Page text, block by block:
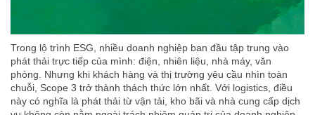
Trong lộ trình ESG, nhiều doanh nghiệp ban đầu tập trung vào
phát thải trực tiếp của mình: điện, nhiên liệu, nhà máy, văn
phòng. Nhưng khi khách hàng và thị trường yêu cầu nhìn toàn
chuỗi, Scope 3 trở thành thách thức lớn nhất. Với logistics, điều
này có nghĩa là phát thải từ vận tải, kho bãi và nhà cung cấp dịch